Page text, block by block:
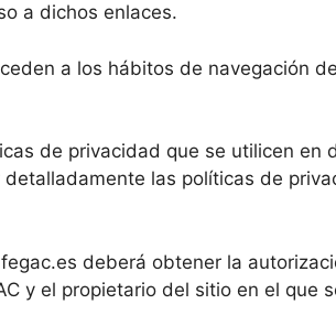
a dichos enlaces.
a los hábitos de navegación
de privacidad que se utilicen en
las políticas de
deberá obtener la
y el propietario del sitio en el que